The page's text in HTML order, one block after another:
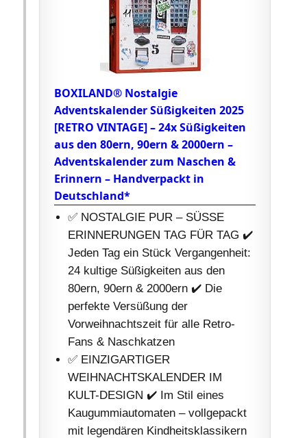
BOXILAND® Nostalgie
Adventskalender Süßigkeiten 2025
[RETRO VINTAGE] – 24x Süßigkeiten
aus den 80ern, 90ern & 2000ern –
Adventskalender zum Naschen &
Erinnern – Handverpackt in
Deutschland*
✅ NOSTALGIE PUR – SÜSSE
ERINNERUNGEN TAG FÜR TAG ✔️
Jeden Tag ein Stück Vergangenheit:
24 kultige Süßigkeiten aus den
80ern, 90ern & 2000ern ✔️ Die
perfekte Versüßung der
Vorweihnachtszeit für alle Retro-
Fans & Naschkatzen
✅ EINZIGARTIGER
WEIHNACHTSKALENDER IM
KULT-DESIGN ✔️ Im Stil eines
Kaugummiautomaten – vollgepackt
mit legendären Kindheitsklassikern